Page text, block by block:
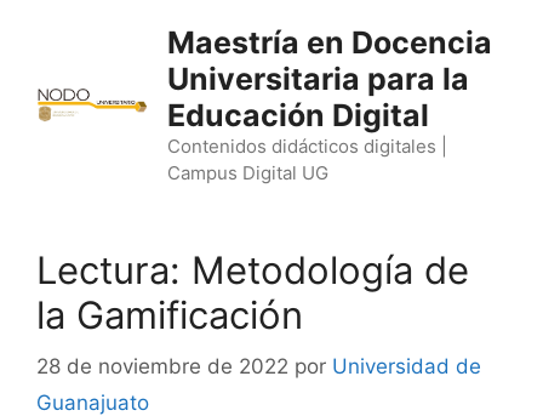
Maestría en Docencia
Universitaria para la
Educación Digital
Contenidos didácticos digitales |
Campus Digital UG
Lectura: Metodología de
la Gamificación
28 de noviembre de 2022 por Universidad de
Guanajuato